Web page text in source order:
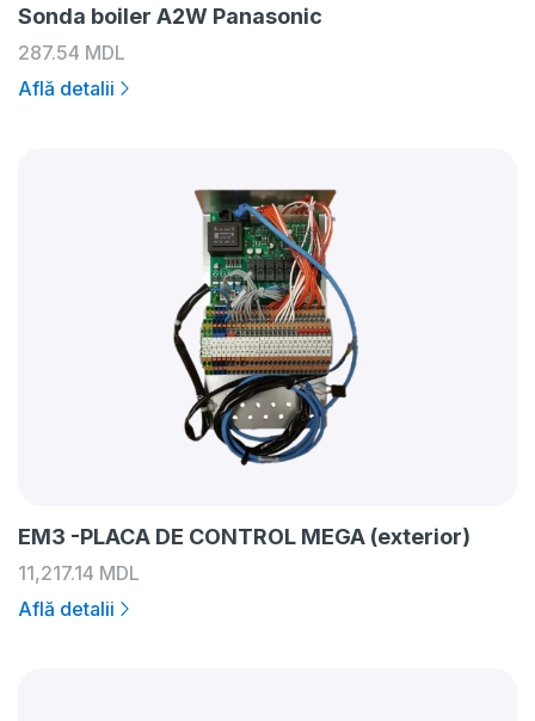
Sonda boiler A2W Panasonic
287.54 MDL
Află detalii
EM3 -PLACA DE CONTROL MEGA (exterior)
11,217.14 MDL
Află detalii